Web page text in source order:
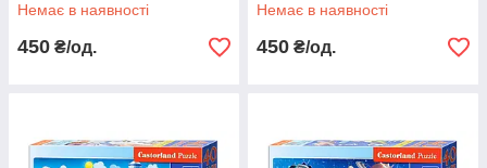
Немає в наявності
450 ₴/од.
Немає в наявності
450 ₴/од.